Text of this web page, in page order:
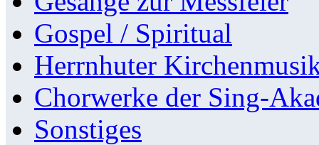
Gospel / Spiritual
Herrnhuter
Chorwerke der Sing-
Sonstiges